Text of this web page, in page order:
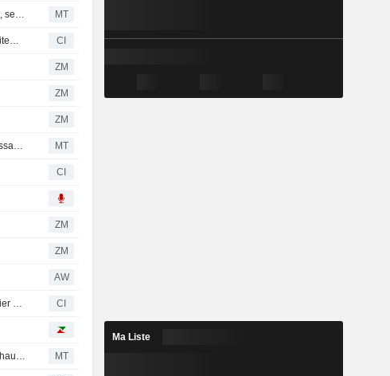
Merck en bonne voie pour racheter 3 milliards de dollars d'actions en 2026, selon Morgan Stanley MT
Merck annonce l'approbation par Santé Canada de KEYTRUDA pour le traitement du cancer de la vessie avec envahissement musculaire inéligible à la chimiothérapie par cisplatine, en association avec l'enfortumab vedotin comme traitement néoadjuvant et adjuvant CI
ZM
ZM
ZM
Le pipeline de Merck pour le traitement hebdomadaire du VIH jugé " intéressant » par UBS MT
CI
ZM
ZM
AW
Merck & Co., Inc. publie ses résultats pour le deuxième trimestre et le premier semestre clos le 30 juin 2026 CI
Merck bascule dans le rouge au deuxième trimestre en données ajustées, hausse du chiffre d'affaires et révision des perspectives pour 2026 MT
Ma Liste